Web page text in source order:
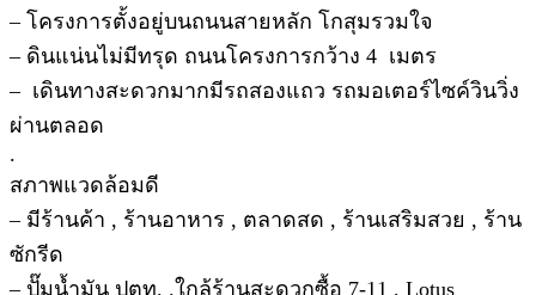
– โครงการตั้งอยู่บนถนนสายหลัก โกสุมรวมใจ
– ดินแน่นไม่มีทรุด ถนนโครงการกว้าง 4 เมตร
– เดินทางสะดวกมากมีรถสองแถว รถมอเตอร์ไซค์วินวิ่ง
ผ่านตลอด
.
สภาพแวดล้อมดี
– มีร้านค้า , ร้านอาหาร , ตลาดสด , ร้านเสริมสวย , ร้าน
ซักรีด
– ปั๊มน้ำมัน ปตท. .ใกล้ร้านสะดวกซื้อ 7-11 , Lotus